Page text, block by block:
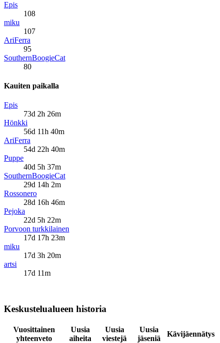
Epis
108
miku
107
AriFerra
95
SouthernBoogieCat
80
Kauiten paikalla
Epis
73d 2h 26m
Hönkki
56d 11h 40m
AriFerra
54d 22h 40m
Puppe
40d 5h 37m
SouthernBoogieCat
29d 14h 2m
Rossonero
28d 16h 46m
Pejoka
22d 5h 22m
Porvoon turkkilainen
17d 17h 23m
miku
17d 3h 20m
artsi
17d 11m
Keskustelualueen historia
Vuosittainen
yhteenveto
Uusia
aiheita
Uusia
viestejä
Uusia
jäseniä
Kävijäennätys